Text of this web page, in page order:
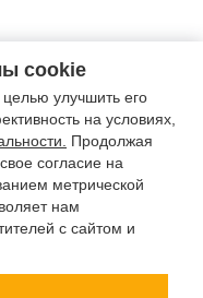
cookie
улучшить его
на условиях,
Продолжая
согласие на
метрической
нам
с сайтом и